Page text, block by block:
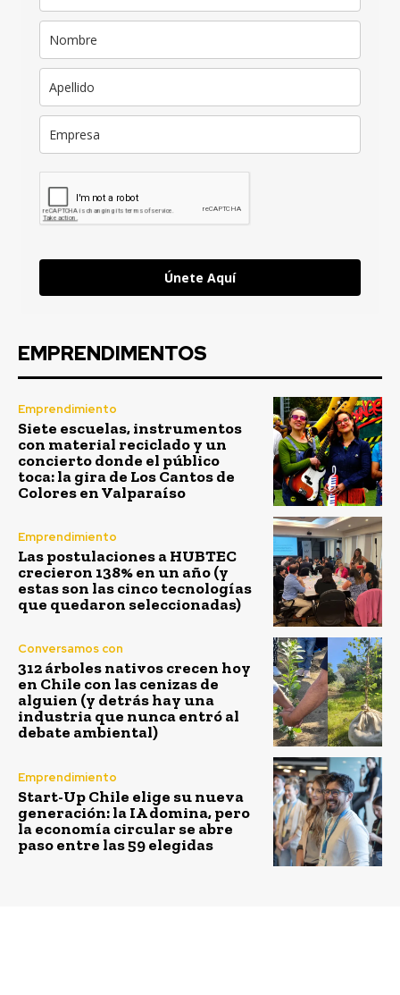
Únete Aquí
EMPRENDIMENTOS
Emprendimiento
Siete escuelas, instrumentos
con material reciclado y un
concierto donde el público
toca: la gira de Los Cantos de
Colores en Valparaíso
Emprendimiento
Las postulaciones a HUBTEC
crecieron 138% en un año (y
estas son las cinco tecnologías
que quedaron seleccionadas)
Conversamos con
312 árboles nativos crecen hoy
en Chile con las cenizas de
alguien (y detrás hay una
industria que nunca entró al
debate ambiental)
Emprendimiento
Start-Up Chile elige su nueva
generación: la IA domina, pero
la economía circular se abre
paso entre las 59 elegidas